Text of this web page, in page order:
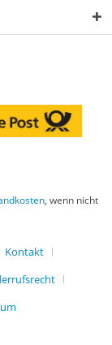
, wenn nicht
Kontakt